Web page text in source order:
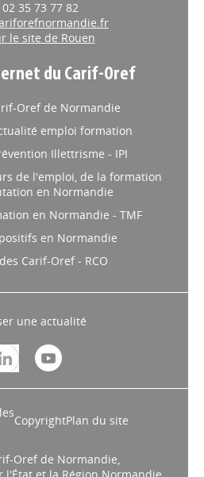
35 73 77 82
le site de Rouen
du Carif-Oref
Oref de Normandie
emploi formation
Illettrisme - IPI
de l'emploi, de la formation
en Normandie
en Normandie - TMF
en Normandie
Carif-Oref - RCO
une actualité
CopyrightPlan du site
Oref de Normandie,